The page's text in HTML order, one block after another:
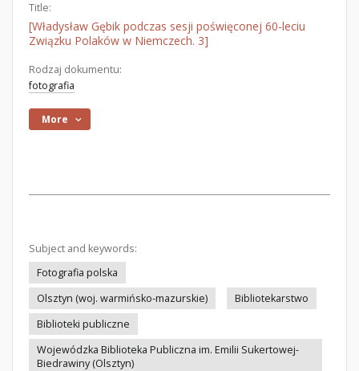
Title:
[Władysław Gębik podczas sesji poświęconej 60-leciu
Związku Polaków w Niemczech. 3]
Rodzaj dokumentu:
fotografia
More
Subject and keywords:
Fotografia polska
Olsztyn (woj. warmińsko-mazurskie)
Bibliotekarstwo
Biblioteki publiczne
Wojewódzka Biblioteka Publiczna im. Emilii Sukertowej-
Biedrawiny (Olsztyn)